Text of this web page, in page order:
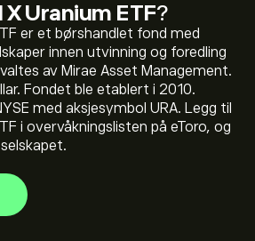
X Uranium ETF?
er et børshandlet fond med
innen utvinning og foredling
av Mirae Asset Management.
Fondet ble etablert i 2010.
med aksjesymbol URA. Legg til
i overvåkningslisten på eToro, og
X Uranium ETF har hatt er
eller "1W" på eToro-diagrammet
historiske prisbevegelsene til
det siste året.
"Global X Uranium ETF (URA)"-
Når du har opprettet konto